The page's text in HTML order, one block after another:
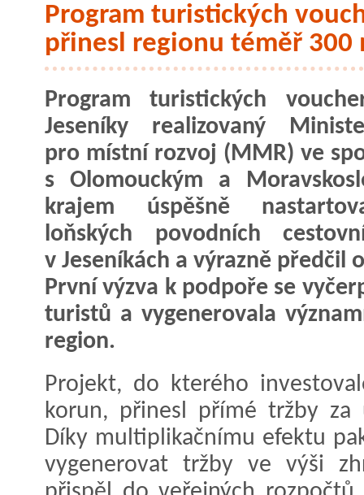
Program turistických
přinesl regionu téměř
Program turistických
Jeseníky realizovaný
pro místní rozvoj (MMR) ve
s Olomouckým a
krajem úspěšně
loňských povodních
v Jeseníkách a výrazně předčil
První výzva k podpoře se
turistů a vygenerovala
region.
Projekt, do kterého
korun, přinesl přímé tržby
Díky multiplikačnímu efektu
vygenerovat tržby ve výši